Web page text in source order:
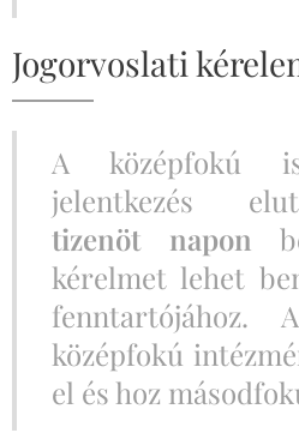
Jogorvoslati
A középfokú
jelentkezés
tizenöt napon
kérelmet lehet
fenntartójához.
középfokú
el és hoz